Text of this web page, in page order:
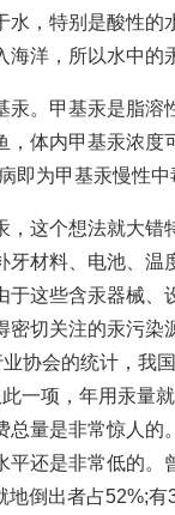
，特别是酸性
洋，所以水中的
。甲基汞是脂
体内甲基汞浓度
即为甲基汞慢性中
，这个想法就大错
材料、电池、温
这些含汞器械、
切关注的汞污染
协会的统计，我
一项，年用汞量
量是非常惊人的
平还是非常低的
倒出者占52%;